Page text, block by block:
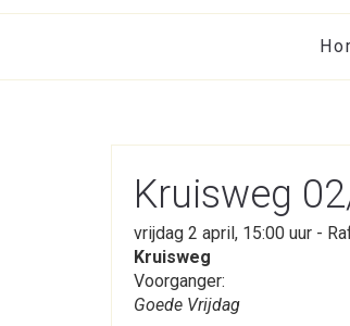
Kruisweg
vrijdag 2 april, 15:00 uur -
Kruisweg
Voorganger:
Goede Vrijdag